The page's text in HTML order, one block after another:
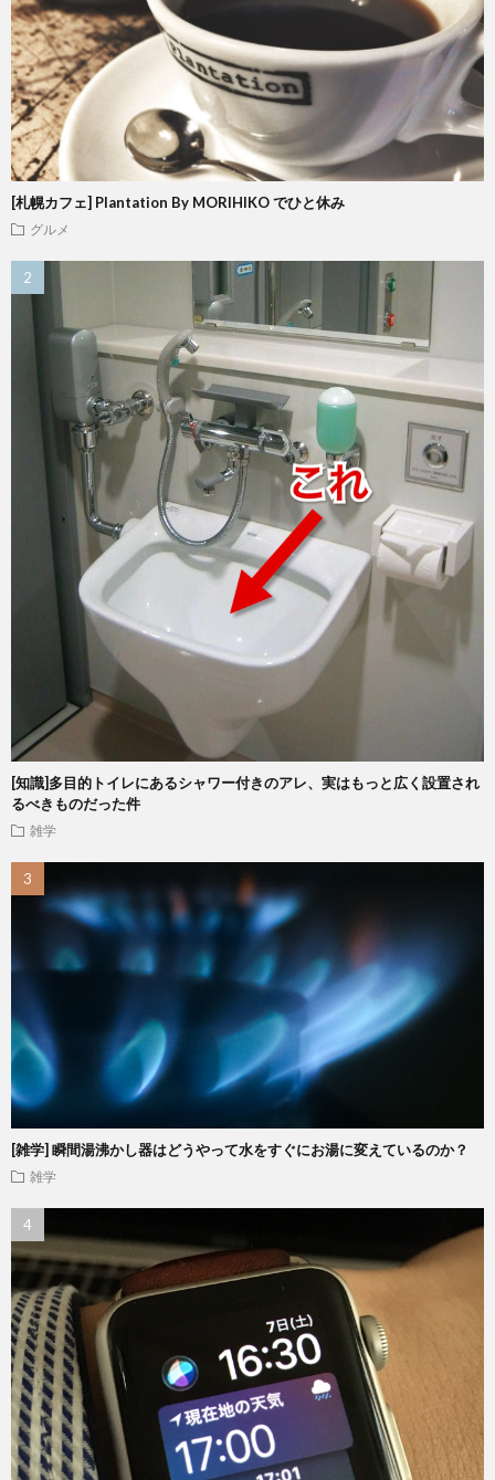
[札幌カフェ] Plantation By MORIHIKO でひと休み
グルメ
[知識]多目的トイレにあるシャワー付きのアレ、実はもっと広く設置され
るべきものだった件
雑学
[雑学] 瞬間湯沸かし器はどうやって水をすぐにお湯に変えているのか？
雑学